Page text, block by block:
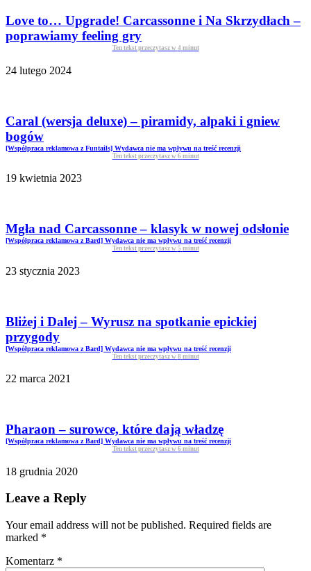
Love to… Upgrade! Carcassonne i Na Skrzydłach –
poprawiamy feeling gry
Ten tekst przeczytasz w 4 minut
24 lutego 2024
Caral (wersja deluxe) – piramidy, alpaki i gniew
bogów
[Współpraca reklamowa z Funtails] Wydawca nie ma wpływu na treść recenzji
Ten tekst przeczytasz w 6 minut
19 kwietnia 2023
Mgła nad Carcassonne – klasyk w nowej odsłonie
[Współpraca reklamowa z Bard] Wydawca nie ma wpływu na treść recenzji
Ten tekst przeczytasz w 5 minut
23 stycznia 2023
Bliżej i Dalej – Wyrusz na spotkanie epickiej
przygody
[Współpraca reklamowa z Bard] Wydawca nie ma wpływu na treść recenzji
Ten tekst przeczytasz w 8 minut
22 marca 2021
Pharaon – surowce, które dają władzę
[Współpraca reklamowa z Bard] Wydawca nie ma wpływu na treść recenzji
Ten tekst przeczytasz w 6 minut
18 grudnia 2020
Leave a Reply
Your email address will not be published. Required fields are
marked *
Komentarz *